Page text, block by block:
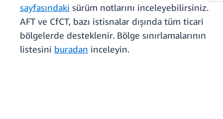
sayfasındaki sürüm notlarını inceleyebilirsiniz.
AFT ve CfCT, bazı istisnalar dışında tüm ticari
bölgelerde desteklenir. Bölge sınırlamalarının
listesini buradan inceleyin.